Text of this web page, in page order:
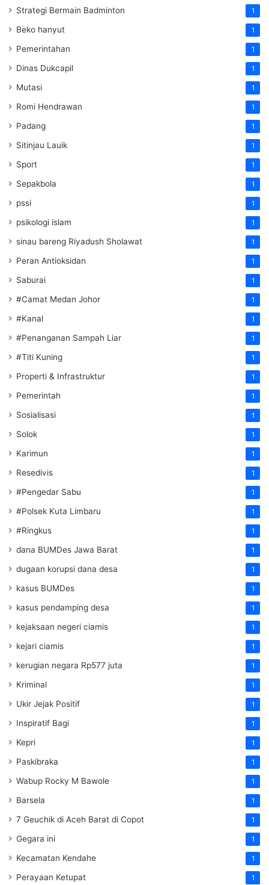
Strategi Bermain Badminton 1
Beko hanyut 1
Pemerintahan 1
Dinas Dukcapil 1
Mutasi 1
Romi Hendrawan 1
Padang 1
Sitinjau Lauik 1
Sport 1
Sepakbola 1
pssi 1
psikologi islam 1
sinau bareng Riyadush Sholawat 1
Peran Antioksidan 1
Saburai 1
#Camat Medan Johor 1
#Kanal 1
#Penanganan Sampah Liar 1
#Titi Kuning 1
Properti & Infrastruktur 1
Pemerintah 1
Sosialisasi 1
Solok 1
Karimun 1
Resedivis 1
#Pengedar Sabu 1
#Polsek Kuta Limbaru 1
#Ringkus 1
dana BUMDes Jawa Barat 1
dugaan korupsi dana desa 1
kasus BUMDes 1
kasus pendamping desa 1
kejaksaan negeri ciamis 1
kejari ciamis 1
kerugian negara Rp577 juta 1
Kriminal 1
Ukir Jejak Positif 1
Inspiratif Bagi 1
Kepri 1
Paskibraka 1
Wabup Rocky M Bawole 1
Barsela 1
7 Geuchik di Aceh Barat di Copot 1
Gegara ini 1
Kecamatan Kendahe 1
Perayaan Ketupat 1